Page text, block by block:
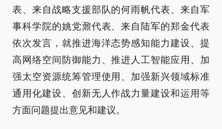
表、来自战略支援部队的何雨帆代表、来自军
事科学院的姚党鼐代表、来自陆军的郑金代表
依次发言，就推进海洋态势感知能力建设、提
高网络空间防御能力、推进人工智能应用、加
强太空资源统筹管理使用、加强新兴领域标准
通用化建设、创新无人作战力量建设和运用等
方面问题提出意见和建议。